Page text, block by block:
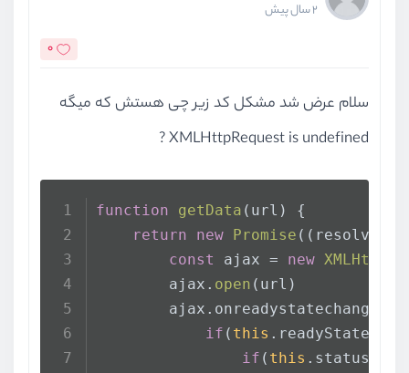
2 سال پیش
0
سلام عرض شد مشکل کد زیر چی هستش که میگه
XMLHttpRequest is undefined ?
function getData ( url ) {
return
new Promise ( ( resolve ,
const
ajax = new
        ajax.
open (url)
        ajax.
onreadystatechange
if ( this . readyState
if ( this . status